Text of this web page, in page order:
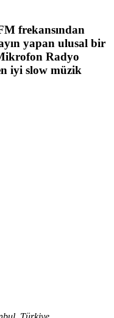
frekansından
yapan ulusal bir
Radyo
iyi slow müzik